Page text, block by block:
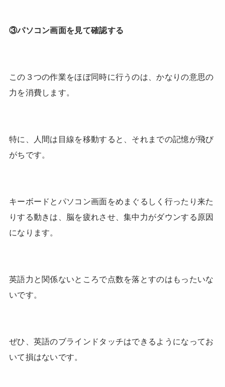
③パソコン画面を見て確認する
この３つの作業をほぼ同時に行うのは、かなりの意思の
力を消費します。
特に、人間は目線を移動すると、それまでの記憶が飛び
がちです。
キーボードとパソコン画面をめまぐるしく行ったり来た
りする動きは、脳を疲れさせ、集中力がダウンする原因
になります。
英語力と関係ないところで点数を落とすのはもったいな
いです。
ぜひ、英語のブラインドタッチはできるようになってお
いて損はないです。